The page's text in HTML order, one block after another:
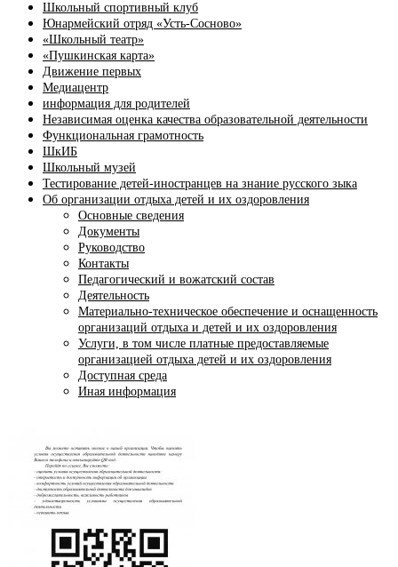
Школьный спортивный клуб
Юнармейский отряд «Усть-Сосново»
«Школьный театр»
«Пушкинская карта»
Движение первых
Медиацентр
информация для родителей
Независимая оценка качества образовательной деятельности
Функциональная грамотность
ШкИБ
Школьный музей
Тестирование детей-иностранцев на знание русского зыка
Об организации отдыха детей и их оздоровления
Основные сведения
Документы
Руководство
Контакты
Педагогический и вожатский состав
Деятельность
Материально-техническое обеспечение и оснащенность
организаций отдыха и детей и их оздоровления
Услуги, в том числе платные предоставляемые
организацией отдыха детей и их оздоровления
Доступная среда
Иная информация